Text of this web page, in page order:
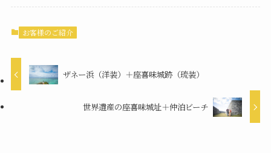
お客様のご紹介
ザネー浜（洋装）＋座喜味城跡（琉装）
世界遺産の座喜味城址＋仲泊ビーチ